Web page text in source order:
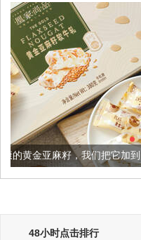
把它加到了牛轧糖里
48小时点击排行